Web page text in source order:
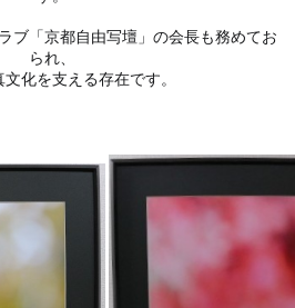
ブ「京都自由写壇」の会長も務めてお
られ、
化を支える存在です。